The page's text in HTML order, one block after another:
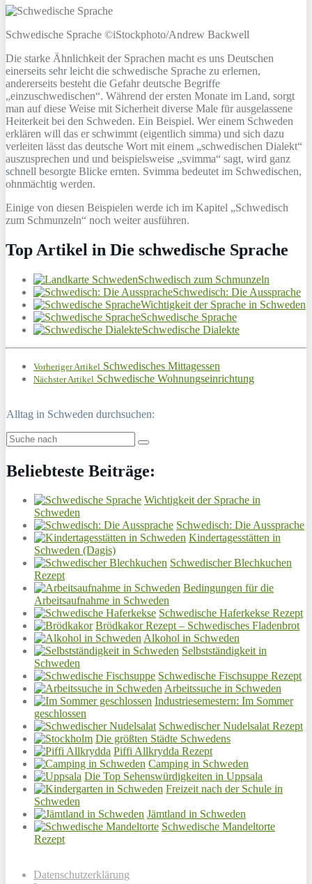
Schwedische Sprache ©iStockphoto/Andrew Backwell
Die starke Ähnlichkeit der Sprachen macht es uns Deutschen
einerseits sehr leicht die schwedische Sprache zu erlernen,
andererseits besteht die Gefahr deutsche Begriffe
„einzuschwedischen“. Während der ersten Monate im Land, sorgt
man auf diese Weise mit Sicherheit diverse Male für ausgelassene
Heiterkeit bei den Schweden. Ein Beispiel. Wer einem Schweden
erklären will das er schwimmt (eigentlich simma) und sich dazu
verleiten lässt das deutsche Wort mit einem „schwedischen Dialekt“
auszusprechen und und beispielsweise „svimma“ sagt, wird ganz
schnell besorgte Blicke ernten. Svimma bedeutet im Schwedischen,
ohnmächtig werden.
Einige von diesen Beispielen werde ich im Kapitel „Schwedisch
zum Schmunzeln“ noch weiter ausführen.
Top Artikel in Die schwedische Sprache
Schwedisch zum Schmunzeln
Schwedisch: Die Aussprache
Wichtigkeit der Sprache in Schweden
Schwedische Sprache
Schwedische Dialekte
Vorheriger Artikel Schwedisches Mittagessen
Nächster Artikel Schwedische Wohnungseinrichtung
Alltag in Schweden durchsuchen:
Beliebteste Beiträge:
Wichtigkeit der Sprache in
Schweden
Schwedisch: Die Aussprache
Kindertagesstätten in
Schweden (Dagis)
Schwedischer Blechkuchen
Rezept
Bedingungen für die
Arbeitsaufnahme in Schweden
Schwedische Haferkekse Rezept
Brödkakor Rezept – Schwedisches Fladenbrot
Alkohol in Schweden
Selbstständigkeit in
Schweden
Schwedische Fischsuppe Rezept
Arbeitssuche in Schweden
Industriesemestern: Im Sommer
geschlossen
Schwedischer Nudelsalat Rezept
Die größten Städte Schwedens
Piffi Allkrydda Rezept
Camping in Schweden
Die Top Sehenswürdigkeiten in Uppsala
Freizeit nach der Schule in
Schweden
Jämtland in Schweden
Schwedische Mandeltorte
Rezept
Datenschutzerklärung